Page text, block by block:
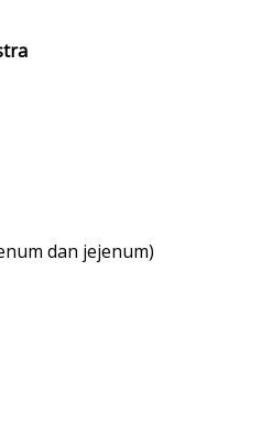
dan jejenum)